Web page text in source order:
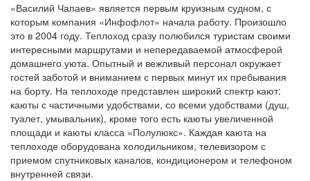
«Василий Чапаев» является первым круизным судном, с
которым компания «Инфофлот» начала работу. Произошло
это в 2004 году. Теплоход сразу полюбился туристам своими
интересными маршрутами и непередаваемой атмосферой
домашнего уюта. Опытный и вежливый персонал окружает
гостей заботой и вниманием с первых минут их пребывания
на борту. На теплоходе представлен широкий спектр кают:
каюты с частичными удобствами, со всеми удобствами (душ,
туалет, умывальник), кроме того есть каюты увеличенной
площади и каюты класса «Полулюкс». Каждая каюта на
теплоходе оборудована холодильником, телевизором с
приемом спутниковых каналов, кондиционером и телефоном
внутренней связи.